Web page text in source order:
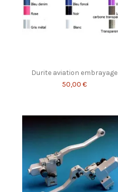
Durite aviation embrayage
50,00 €